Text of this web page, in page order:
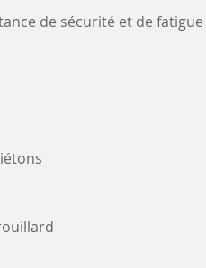
de sécurité et de fatigue